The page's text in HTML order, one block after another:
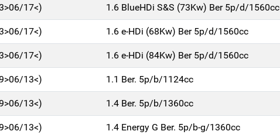
17<) 1.6 BlueHDi S&S (73Kw) Ber 5p/d/1560cc
17<) 1.6 e-HDi (68Kw) Ber 5p/d/1560cc
17<) 1.6 e-HDi (84Kw) Ber 5p/d/1560cc
13<) 1.1 Ber. 5p/b/1124cc
13<) 1.4 Ber. 5p/b/1360cc
13<) 1.4 Energy G Ber. 5p/b-g/1360cc